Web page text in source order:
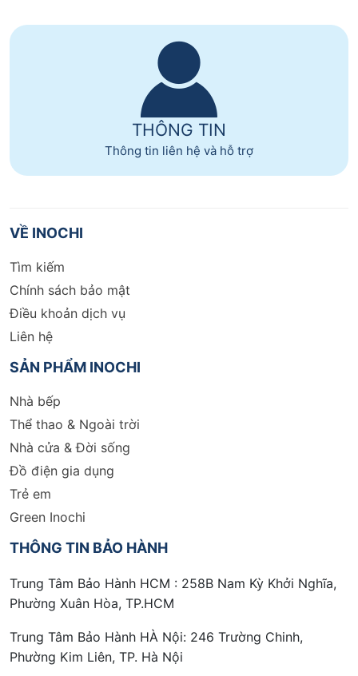
THÔNG TIN
Thông tin liên hệ và hỗ trợ
VỀ INOCHI
Tìm kiếm
Chính sách bảo mật
Điều khoản dịch vụ
Liên hệ
SẢN PHẨM INOCHI
Nhà bếp
Thể thao & Ngoài trời
Nhà cửa & Đời sống
Đồ điện gia dụng
Trẻ em
Green Inochi
THÔNG TIN BẢO HÀNH
Trung Tâm Bảo Hành HCM : 258B Nam Kỳ Khởi Nghĩa,
Phường Xuân Hòa, TP.HCM
Trung Tâm Bảo Hành HÀ Nội: 246 Trường Chinh,
Phường Kim Liên, TP. Hà Nội